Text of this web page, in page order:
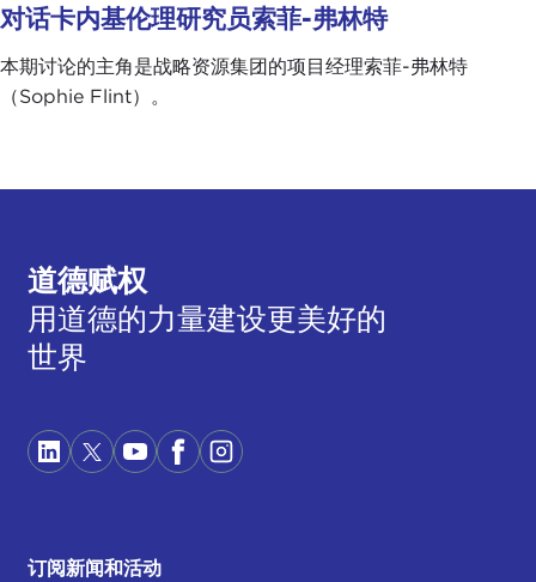
对话卡内基伦理研究员索菲-弗林特
本期讨论的主角是战略资源集团的项目经理索菲-弗林特
（Sophie Flint）。
道德赋权
用道德的力量建设更美好的
世界
订阅新闻和活动